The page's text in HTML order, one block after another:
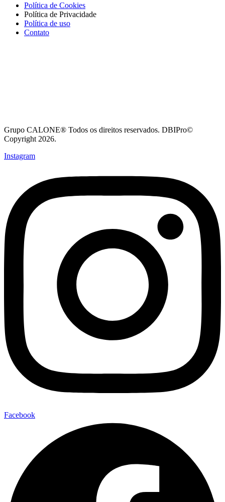
Política de Cookies
Política de Privacidade
Política de uso
Contato
Grupo CALONE® Todos os direitos reservados. DBIPro©
Copyright 2026.
Instagram
Facebook